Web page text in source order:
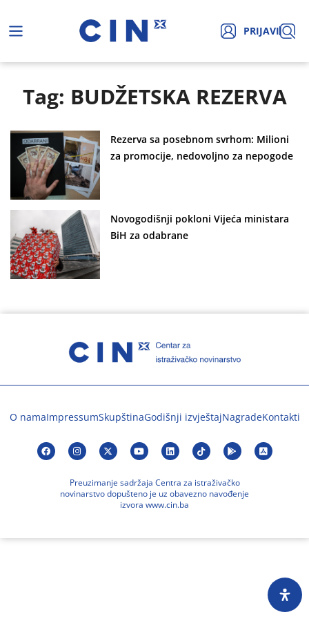
PRIJAVI
Tag: BUDŽETSKA REZERVA
Rezerva sa posebnom svrhom: Milioni
za promocije, nedovoljno za nepogode
Novogodišnji pokloni Vijeća ministara
BiH za odabrane
O namaImpressumSkupštinaGodišnji izvještajNagradeKontakti
Preuzimanje sadržaja Centra za istraživačko
novinarstvo dopušteno je uz obavezno navođenje
izvora www.cin.ba